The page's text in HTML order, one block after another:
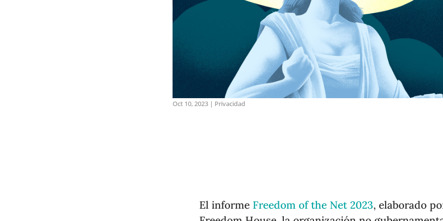
Oct 10, 2023 | Privacidad
El informe Freedom of the Net 2023, elaborado